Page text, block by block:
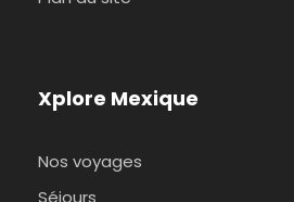
Xplore Mexique
Nos voyages
Séjours